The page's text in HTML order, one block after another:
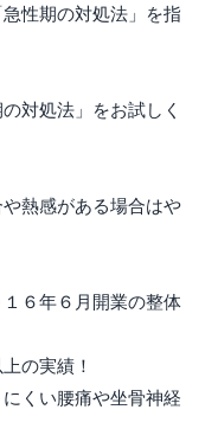
性期の対処法」を指
対処法」をお試しく
熱感がある場合はや
６年６月開業の整体
の実績！
くい腰痛や坐骨神経